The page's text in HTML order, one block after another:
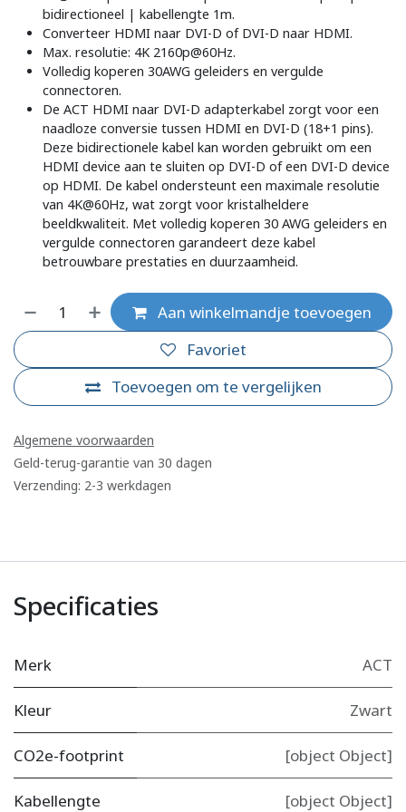
bidirectioneel | kabellengte 1m.
Converteer HDMI naar DVI-D of DVI-D naar HDMI.
Max. resolutie: 4K 2160p@60Hz.
Volledig koperen 30AWG geleiders en vergulde
connectoren.
De ACT HDMI naar DVI-D adapterkabel zorgt voor een
naadloze conversie tussen HDMI en DVI-D (18+1 pins).
Deze bidirectionele kabel kan worden gebruikt om een
HDMI device aan te sluiten op DVI-D of een DVI-D device
op HDMI. De kabel ondersteunt een maximale resolutie
van 4K@60Hz, wat zorgt voor kristalheldere
beeldkwaliteit. Met volledig koperen 30 AWG geleiders en
vergulde connectoren garandeert deze kabel
betrouwbare prestaties en duurzaamheid.
Aan winkelmandje toevoegen
Toevoegen om te vergelijken
Favoriet
Algemene voorwaarden
Geld-terug-garantie van 30 dagen
Verzending: 2-3 werkdagen
Specificaties
Merk ACT
Kleur Zwart
CO2e-footprint [object Object]
Kabellengte [object Object]